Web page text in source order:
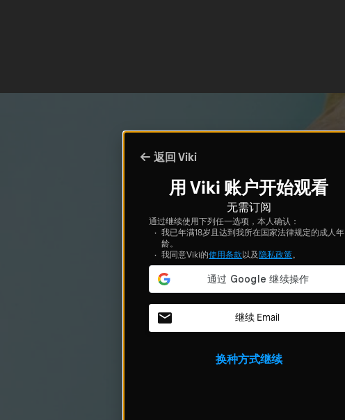
返回 Viki
用 Viki 账户开始观看
无需订阅
通过继续使用下列任一选项，本人确认：
我已年满18岁且达到我所在国家法律规定的成人年
龄。
我同意Viki的使用条款以及隐私政策。
继续 Email
换种方式继续